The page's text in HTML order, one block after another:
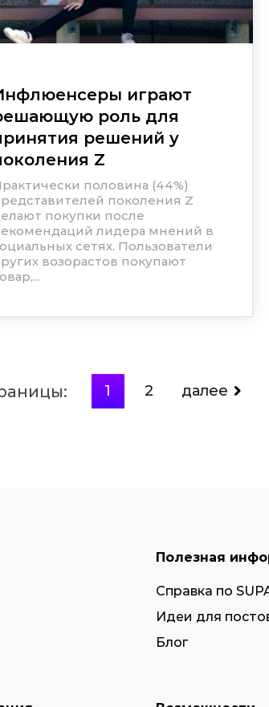
играют
роль для
решений у
Z
половина (44%)
поколения Z
покупки после
лидера мнений в
сетях. Пользователи
возорастов покупают
1 2 далее
Полезная
Справка по
Идеи для
Блог